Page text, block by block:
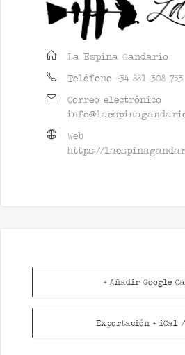
La Espina Gandario
Teléfono +34 881 308 753
Correo electrónico
Web
https://
+ Añadir Google
Exportación + iCal